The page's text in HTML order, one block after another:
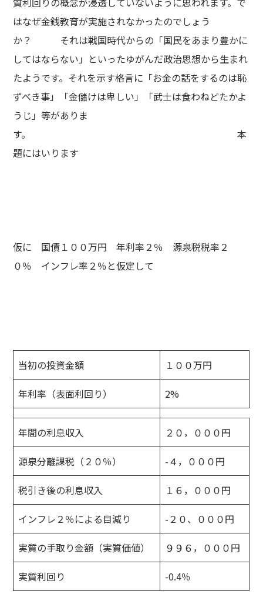
はなぜ金銭教育が実施されなかったのでしょう
か？ それは戦国時代からの「国民をあまり豊かに
してはならない」といったゆがんだ政治思想から生まれ
たようです。それを示す格言に「お金の話をするのは恥
ずべき事」「金儲けは卑しい」「武士は食わねどたかよ
うじ」等がありま
す。 本
題にはいります
仮に 国債１００万円 年利率２％ 源泉税税率２
０％ インフレ率２％と仮定して
当初の投資金額 １００万円
年利率（表面利回り） 2%
年間の利息収入 ２０，０００円
源泉分離課税（２０％） -４，０００円
税引き後の利息収入 １６，０００円
インフレ２％による目減り -２０、０００円
実質の手取り金額（実質価値） ９９６，０００円
実質利回り -0.4％